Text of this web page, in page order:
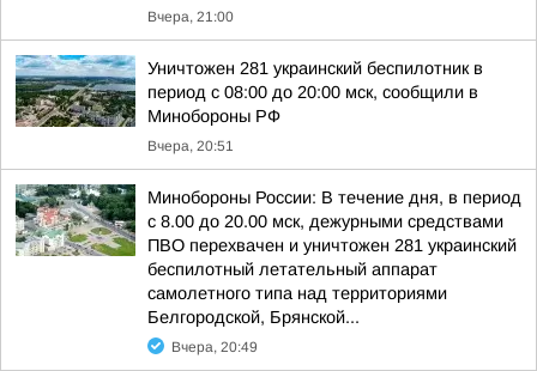
Вчера, 21:00
Уничтожен 281 украинский беспилотник в
период с 08:00 до 20:00 мск, сообщили в
Минобороны РФ
Вчера, 20:51
Минобороны России: В течение дня, в период
с 8.00 до 20.00 мск, дежурными средствами
ПВО перехвачен и уничтожен 281 украинский
беспилотный летательный аппарат
самолетного типа над территориями
Белгородской, Брянской...
Вчера, 20:49